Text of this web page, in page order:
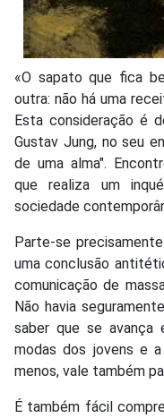
«O sapato que fica
outra: não há uma
Esta consideração é
Gustav Jung, no seu
de uma alma".
que realiza um
sociedade
Parte-se
uma conclusão
comunicação de
Não havia
saber que se avança
modas dos jovens e
menos, vale também
É também fácil